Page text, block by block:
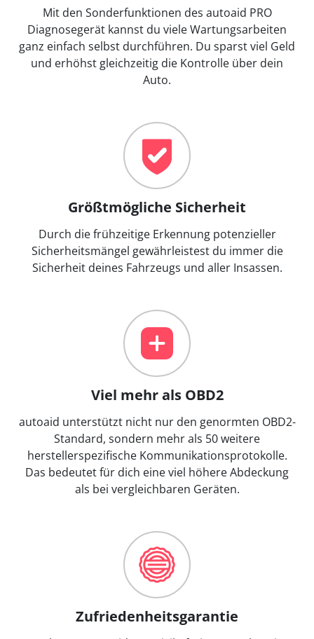
Mit den Sonderfunktionen des autoaid PRO
Diagnosegerät kannst du viele Wartungsarbeiten
ganz einfach selbst durchführen. Du sparst viel Geld
und erhöhst gleichzeitig die Kontrolle über dein
Auto.
Größtmögliche Sicherheit
Durch die frühzeitige Erkennung potenzieller
Sicherheitsmängel gewährleistest du immer die
Sicherheit deines Fahrzeugs und aller Insassen.
Viel mehr als OBD2
autoaid unterstützt nicht nur den genormten OBD2-
Standard, sondern mehr als 50 weitere
herstellerspezifische Kommunikationsprotokolle.
Das bedeutet für dich eine viel höhere Abdeckung
als bei vergleichbaren Geräten.
Zufriedenheitsgarantie